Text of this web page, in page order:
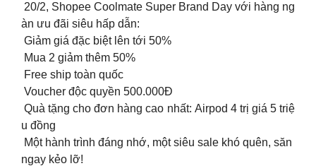
20/2, Shopee Coolmate Super Brand Day với hàng ng
àn ưu đãi siêu hấp dẫn:
Giảm giá đặc biệt lên tới 50%
Mua 2 giảm thêm 50%
Free ship toàn quốc
Voucher độc quyền 500.000Đ
Quà tặng cho đơn hàng cao nhất: Airpod 4 trị giá 5 triệ
u đồng
Một hành trình đáng nhớ, một siêu sale khó quên, săn
ngay kẻo lỡ!